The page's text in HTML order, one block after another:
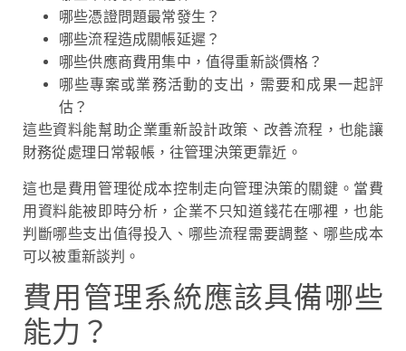
哪些憑證問題最常發生？
哪些流程造成關帳延遲？
哪些供應商費用集中，值得重新談價格？
哪些專案或業務活動的支出，需要和成果一起評
估？
這些資料能幫助企業重新設計政策、改善流程，也能讓
財務從處理日常報帳，往管理決策更靠近。
這也是費用管理從成本控制走向管理決策的關鍵。當費
用資料能被即時分析，企業不只知道錢花在哪裡，也能
判斷哪些支出值得投入、哪些流程需要調整、哪些成本
可以被重新談判。
費用管理系統應該具備哪些
能力？